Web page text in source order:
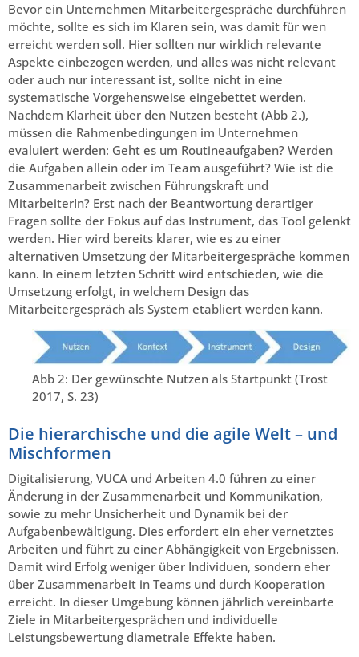
Bevor ein Unternehmen Mitarbeitergespräche durchführen
möchte, sollte es sich im Klaren sein, was damit für wen
erreicht werden soll. Hier sollten nur wirklich relevante
Aspekte einbezogen werden, und alles was nicht relevant
oder auch nur interessant ist, sollte nicht in eine
systematische Vorgehensweise eingebettet werden.
Nachdem Klarheit über den Nutzen besteht (Abb 2.),
müssen die Rahmenbedingungen im Unternehmen
evaluiert werden: Geht es um Routineaufgaben? Werden
die Aufgaben allein oder im Team ausgeführt? Wie ist die
Zusammenarbeit zwischen Führungskraft und
MitarbeiterIn? Erst nach der Beantwortung derartiger
Fragen sollte der Fokus auf das Instrument, das Tool gelenkt
werden. Hier wird bereits klarer, wie es zu einer
alternativen Umsetzung der Mitarbeitergespräche kommen
kann. In einem letzten Schritt wird entschieden, wie die
Umsetzung erfolgt, in welchem Design das
Mitarbeitergespräch als System etabliert werden kann.
Abb 2: Der gewünschte Nutzen als Startpunkt (Trost
2017, S. 23)
Die hierarchische und die agile Welt – und
Mischformen
Digitalisierung, VUCA und Arbeiten 4.0 führen zu einer
Änderung in der Zusammenarbeit und Kommunikation,
sowie zu mehr Unsicherheit und Dynamik bei der
Aufgabenbewältigung. Dies erfordert ein eher vernetztes
Arbeiten und führt zu einer Abhängigkeit von Ergebnissen.
Damit wird Erfolg weniger über Individuen, sondern eher
über Zusammenarbeit in Teams und durch Kooperation
erreicht. In dieser Umgebung können jährlich vereinbarte
Ziele in Mitarbeitergesprächen und individuelle
Leistungsbewertung diametrale Effekte haben.